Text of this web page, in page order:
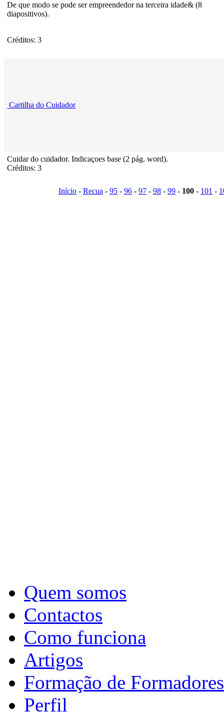
De que modo se pode ser empreendedor na terceira idade& (8
diapositivos).
Créditos: 3
Cartilha do Cuidador
Cuidar do cuidador. Indicaçoes base (2 pág. word).
Créditos: 3
Início - Recua - 95 - 96 - 97 - 98 - 99 - 100 - 101 -
Quem somos
Contactos
Como funciona
Artigos
Formação de Formadores
Perfil